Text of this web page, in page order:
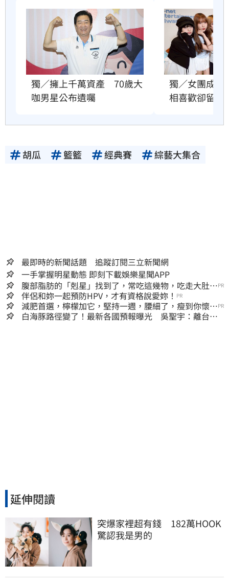
獨／擁上千萬資產　70歲大
咖男星公布遺囑
獨／女團成員
相喜歡卻留遺
胡瓜 籃籃 經典賽 綜藝大集合
最即時的新聞話題 追蹤訂閱三立新聞網
一手掌握明星動態 即刻下載娛樂星聞APP
腹部脂肪的「剋星」找到了，常吃這幾物，吃走大肚
囊，瘦出小蠻腰
PR
伴侶和妳一起預防HPV，才有資格說愛妳！ PR
減肥首選，檸檬加它，堅持一週，腰細了，瘦到你懷疑
人生
PR
白海豚路徑變了！最新各國預報曝光 吳聖宇：離台灣
延伸閱讀
突爆家裡超有錢　182萬HOOK
驚認我是男的